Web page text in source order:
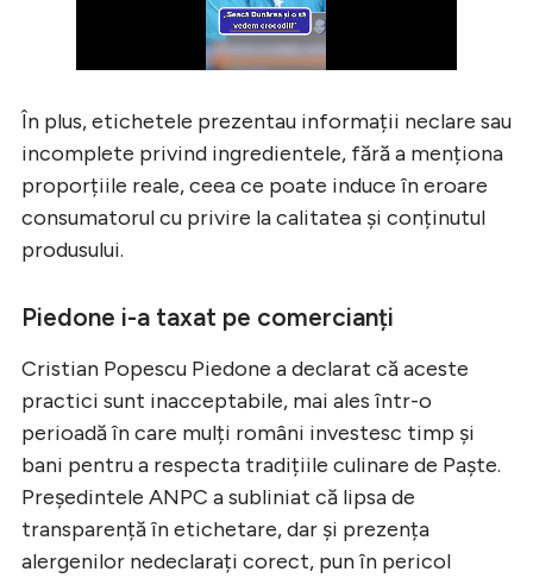
În plus, etichetele prezentau informații neclare sau
incomplete privind ingredientele, fără a menționa
proporțiile reale, ceea ce poate induce în eroare
consumatorul cu privire la calitatea și conținutul
produsului.
Piedone i-a taxat pe comercianți
Cristian Popescu Piedone a declarat că aceste
practici sunt inacceptabile, mai ales într-o
perioadă în care mulți români investesc timp și
bani pentru a respecta tradițiile culinare de Paște.
Președintele ANPC a subliniat că lipsa de
transparență în etichetare, dar și prezența
alergenilor nedeclarați corect, pun în pericol